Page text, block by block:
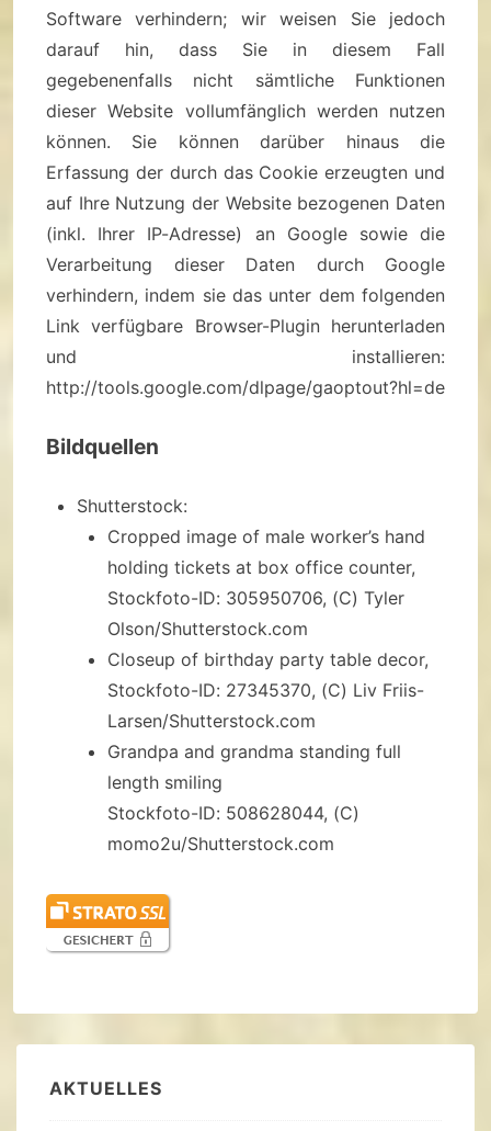
Software verhindern; wir weisen Sie jedoch
darauf hin, dass Sie in diesem Fall
gegebenenfalls nicht sämtliche Funktionen
dieser Website vollumfänglich werden nutzen
können. Sie können darüber hinaus die
Erfassung der durch das Cookie erzeugten und
auf Ihre Nutzung der Website bezogenen Daten
(inkl. Ihrer IP-Adresse) an Google sowie die
Verarbeitung dieser Daten durch Google
verhindern, indem sie das unter dem folgenden
Link verfügbare Browser-Plugin herunterladen
und installieren:
http://tools.google.com/dlpage/gaoptout?hl=de
Bildquellen
Shutterstock:
Cropped image of male worker’s hand
holding tickets at box office counter,
Stockfoto-ID: 305950706, (C) Tyler
Olson/Shutterstock.com
Closeup of birthday party table decor,
Stockfoto-ID: 27345370, (C) Liv Friis-
Larsen/Shutterstock.com
Grandpa and grandma standing full
length smiling
Stockfoto-ID: 508628044, (C)
momo2u/Shutterstock.com
AKTUELLES